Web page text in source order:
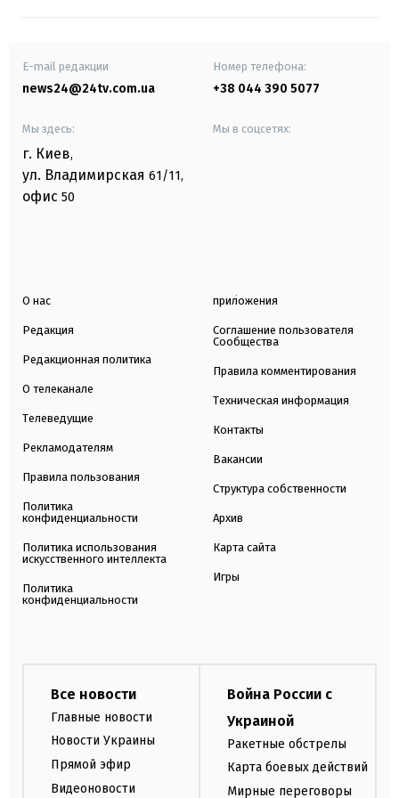
E-mail редакции
news24@24tv.com.ua
Номер телефона:
+38 044 390 5077
Мы здесь:
г. Киев,
ул. Владимирская 61/11,
офис 50
Мы в соцсетях:
О нас
Редакция
Редакционная политика
О телеканале
Телеведущие
Рекламодателям
Правила пользования
Политика
конфиденциальности
Политика использования
искусственного интеллекта
Политика
конфиденциальности
приложения
Соглашение пользователя
Сообщества
Правила комментирования
Техническая информация
Контакты
Вакансии
Структура собственности
Архив
Карта сайта
Игры
Все новости
Главные новости
Новости Украины
Прямой эфир
Видеоновости
Война России с
Украиной
Ракетные обстрелы
Карта боевых действий
Мирные переговоры